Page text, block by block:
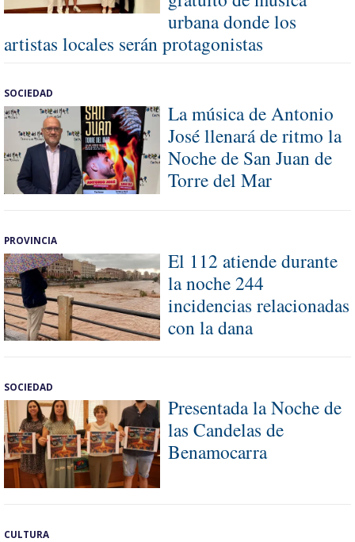
urbana donde los
artistas locales serán protagonistas
SOCIEDAD
La música de Antonio
José llenará de ritmo la
Noche de San Juan de
Torre del Mar
PROVINCIA
El 112 atiende durante
la noche 244
incidencias relacionadas
con la dana
SOCIEDAD
Presentada la Noche de
las Candelas de
Benamocarra
CULTURA